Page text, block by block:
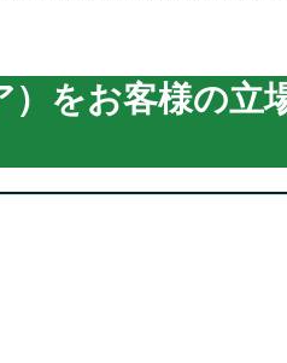
）をお客様の立